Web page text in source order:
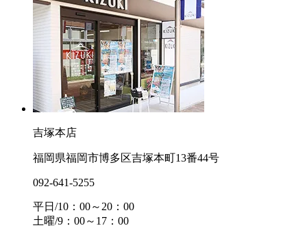
吉塚本店
福岡県福岡市博多区吉塚本町13番44号
092-641-5255
平日/10：00～20：00
土曜/9：00～17：00